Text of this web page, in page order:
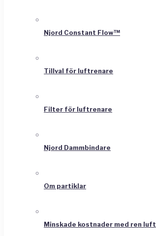
Njord Constant Flow™
Tillval för luftrenare
Filter för luftrenare
Njord Dammbindare
Om partiklar
Minskade kostnader med ren luft